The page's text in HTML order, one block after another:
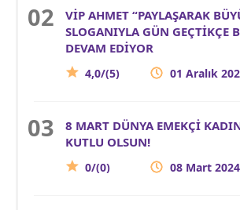
VİP AHMET “PAYLAŞARAK
SLOGANIYLA GÜN GEÇTİKÇE
DEVAM EDİYOR
4,0/(5) 01 Aralık
8 MART DÜNYA EMEKÇİ
KUTLU OLSUN!
0/(0) 08 Mart 2024